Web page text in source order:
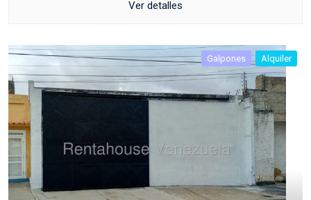
Ver detalles
Galpones Alquiler